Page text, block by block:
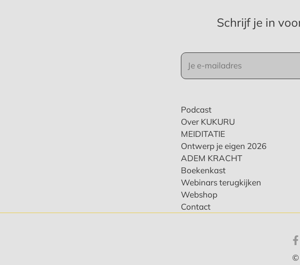
Podcast
Over KUKURU
MEIDITATIE
Ontwerp je eigen 2026
ADEM KRACHT
Boekenkast
Webinars terugkijken
Webshop
Contact
Schrijf je in
©